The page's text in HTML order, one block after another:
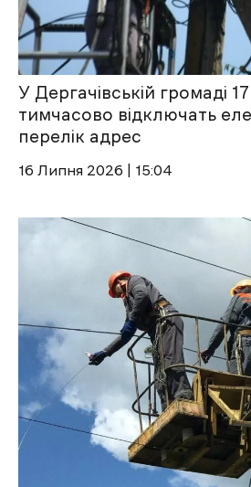
У Дергачівській громаді
тимчасово відключать
перелік адрес
16 Липня 2026 | 15:04